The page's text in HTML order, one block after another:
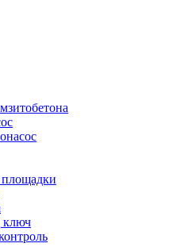
площадки
ключ